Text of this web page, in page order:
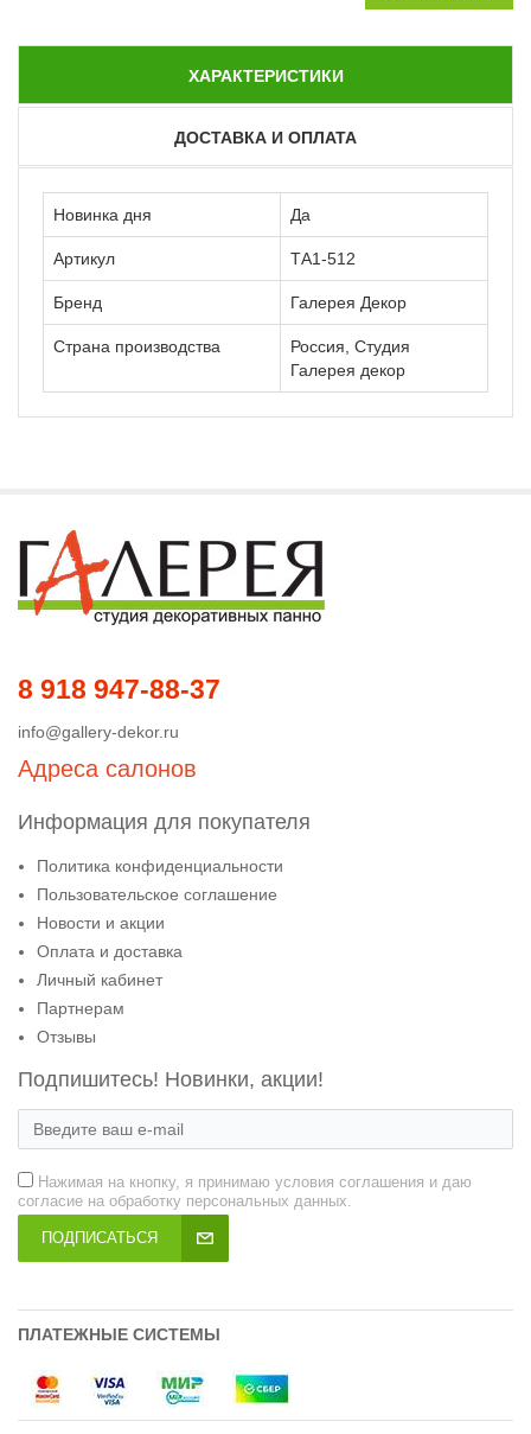
ХАРАКТЕРИСТИКИ
ДОСТАВКА И ОПЛАТА
Новинка дня Да
Артикул ТА1-512
Бренд Галерея Декор
Страна производства
Россия, Студия
Галерея декор
8 918 947-88-37
info@gallery-dekor.ru
Адреса салонов
Информация для покупателя
Политика конфиденциальности
Пользовательское соглашение
Новости и акции
Оплата и доставка
Личный кабинет
Партнерам
Отзывы
Подпишитесь! Новинки, акции!
Нажимая на кнопку, я принимаю условия соглашения и даю
согласие на обработку персональных данных.
ПОДПИСАТЬСЯ
ПЛАТЕЖНЫЕ СИСТЕМЫ